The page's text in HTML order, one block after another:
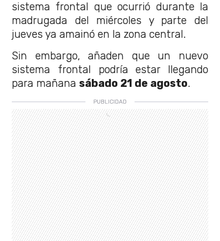
sistema frontal que ocurrió durante la
madrugada del miércoles y parte del
jueves ya amainó en la zona central.
Sin embargo, añaden que un nuevo
sistema frontal podría estar llegando
para mañana sábado 21 de agosto.